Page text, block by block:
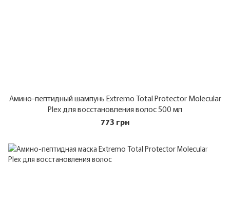
Амино-пептидный шампунь Extremo Total Protector Molecular
Plex для восстановления волос 500 мл
773 грн